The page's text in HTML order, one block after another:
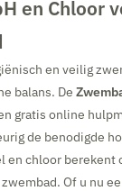
en Chloor
en veilig
balans. De
gratis online
de benodigde
en chloor berekent
Of u nu